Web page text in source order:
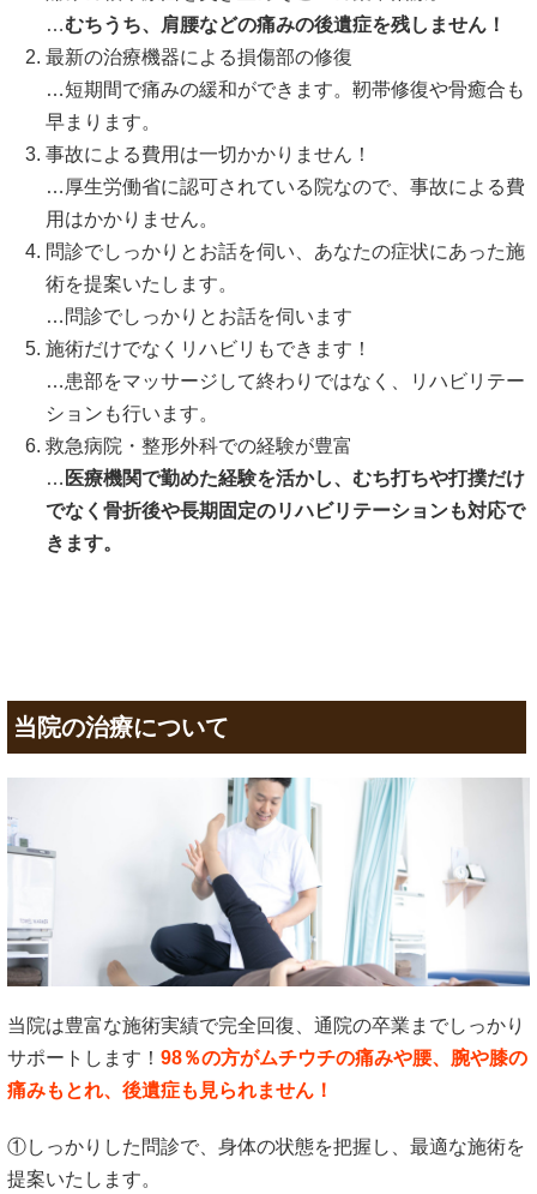
…むちうち、肩腰などの痛みの後遺症を残しません！
最新の治療機器による損傷部の修復
…短期間で痛みの緩和ができます。靭帯修復や骨癒合も
早まります。
事故による費用は一切かかりません！
…厚生労働省に認可されている院なので、事故による費
用はかかりません。
問診でしっかりとお話を伺い、あなたの症状にあった施
術を提案いたします。
…問診でしっかりとお話を伺います
施術だけでなくリハビリもできます！
…患部をマッサージして終わりではなく、リハビリテー
ションも行います。
救急病院・整形外科での経験が豊富
… 医療機関で勤めた経験を活かし、むち打ちや打撲だけ
でなく骨折後や長期固定のリハビリテーションも対応で
きます。
当院の治療について
当院は豊富な施術実績で完全回復、通院の卒業までしっかり
サポートします！ 98％の方がムチウチの痛みや腰、腕や膝の
痛みもとれ、後遺症も見られません！
①しっかりした問診で、身体の状態を把握し、最適な施術を
提案いたします。